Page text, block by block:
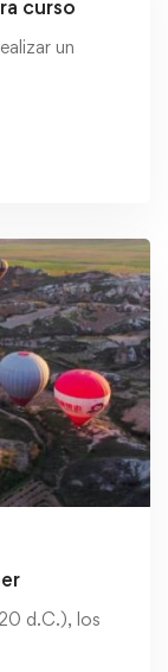
curso
un
d.C.), los